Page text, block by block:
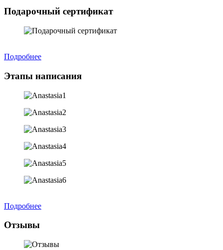
Подарочный сертификат
Подробнее
Этапы написания
Подробнее
Отзывы